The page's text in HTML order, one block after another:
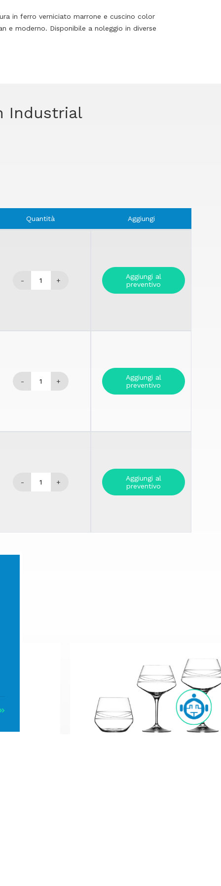
in ferro verniciato marrone e cuscino color
e moderno. Disponibile a noleggio in diverse
Industrial
Quantità Aggiungi
- +
Aggiungi al
preventivo
- +
Aggiungi al
preventivo
- +
Aggiungi al
preventivo